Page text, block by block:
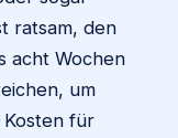
ratsam, den
acht Wochen
um
für